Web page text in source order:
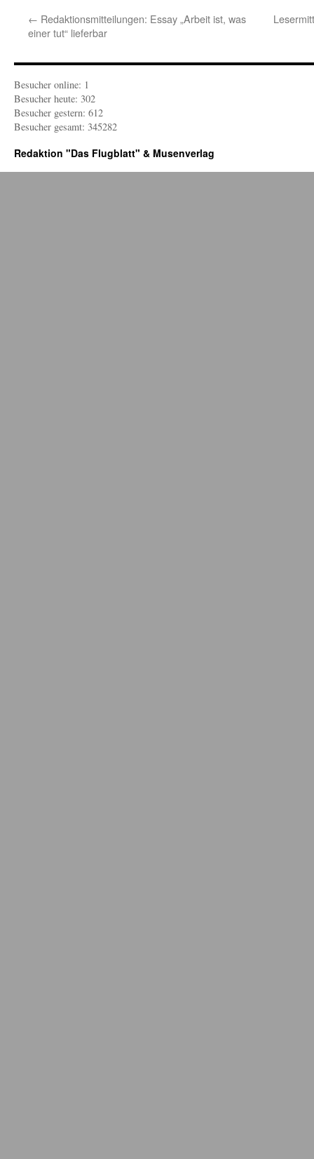
← Redaktionsmitteilungen: Essay „Arbeit ist, was
einer tut“ lieferbar
Besucher online: 1
Besucher heute: 302
Besucher gestern: 612
Besucher gesamt: 345282
Redaktion "Das Flugblatt" & Musenverlag